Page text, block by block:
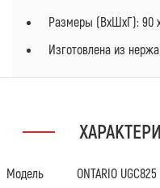
Размеры (ВхШхГ): 90
Изготовлена из
Модель ONTARIO UGC825